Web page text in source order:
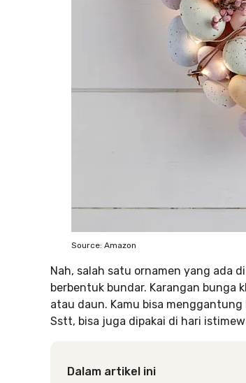
Source: Amazon
Nah, salah satu ornamen yang ada
berbentuk bundar. Karangan bunga
atau daun. Kamu bisa
Sstt, bisa juga dipakai di hari
Dalam artikel ini